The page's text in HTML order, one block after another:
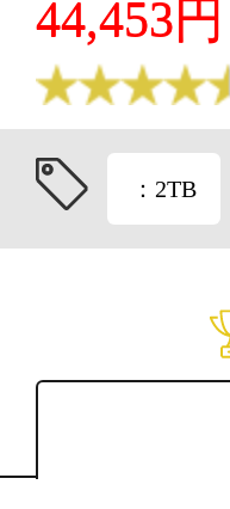
44,453円
：2TB